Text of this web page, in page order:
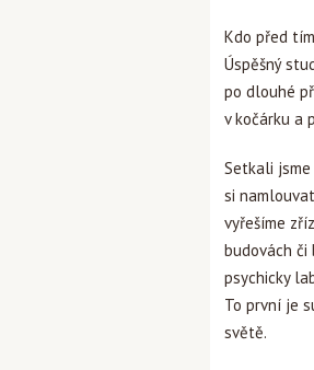
Kdo před
Úspěšný
po dlouhé
v kočárku a
Setkali
si
vyřešíme
budovách či
psychicky
To první je
světě.